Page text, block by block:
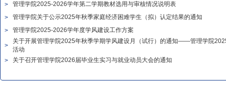
>
管理学院2025-2026学年第二学期教材选用与审核情况说明表
>
管理学院关于公示2025年秋季家庭经济困难学生（拟）认定结果的通知
>
管理学院2025-2026学年度学风建设工作方案
>
关于开展管理学院2025年秋季学期学风建设月（试行）的通知——管理学院
活动
>
关于召开管理学院2026届毕业生实习与就业动员大会的通知